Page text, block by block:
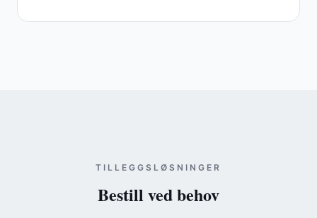
TILLEGGSLØSNINGER
Bestill ved behov